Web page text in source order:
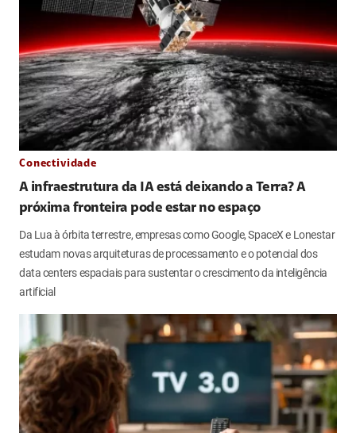
Conectividade
A infraestrutura da IA está deixando a Terra? A
próxima fronteira pode estar no espaço
Da Lua à órbita terrestre, empresas como Google, SpaceX e Lonestar
estudam novas arquiteturas de processamento e o potencial dos
data centers espaciais para sustentar o crescimento da inteligência
artificial